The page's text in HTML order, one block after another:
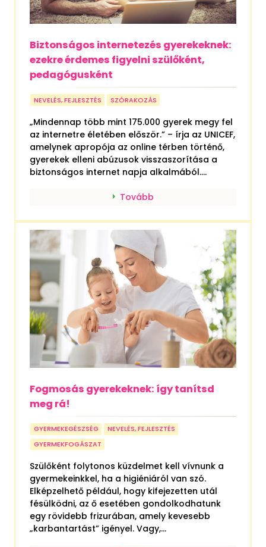
Biztonságos internetezés gyerekeknek:
ezekre érdemes figyelni szülőként,
pedagógusként
NEVELÉS, FEJLESZTÉS SZÓRAKOZÁS
„Mindennap több mint 175.000 gyerek megy fel
az internetre életében először.” – írja az UNICEF,
amelynek apropója az online térben történő,
gyerekek elleni abúzusok visszaszorítása a
biztonságos internet napja alkalmából....
Tovább
Fogmosás gyerekeknek: így tanítsd
meg rá!
GYERMEKEGÉSZSÉG
NEVELÉS, FEJLESZTÉS
GYERMEKFOGÁSZAT
Szülőként folytonos küzdelmet kell vívnunk a
gyermekeinkkel, ha a higiéniáról van szó.
Elképzelhető például, hogy kifejezetten utál
fésülködni, az ő esetében gondolkodhatunk
egy rövidebb frizurában, amely kevesebb
„karbantartást” igényel. Vagy,...